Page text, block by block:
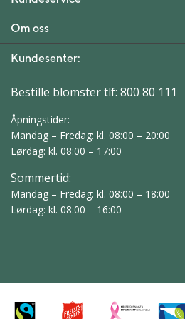
Om oss
Kundesenter:
Bestille blomster tlf: 800 80 111
Åpningstider:
Mandag – Fredag: kl. 08:00 – 20:00
Lørdag: kl. 08:00 – 17:00
Sommertid:
Mandag – Fredag: kl. 08:00 – 18:00
Lørdag: kl. 08:00 – 16:00